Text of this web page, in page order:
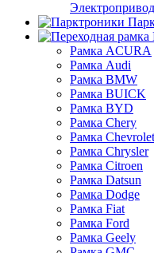
Рамка ACURA
Рамка Audi
Рамка BMW
Рамка BUICK
Рамка BYD
Рамка Chery
Рамка Chevrolet
Рамка Chrysler
Рамка Citroen
Рамка Datsun
Рамка Dodge
Рамка Fiat
Рамка Ford
Рамка Geely